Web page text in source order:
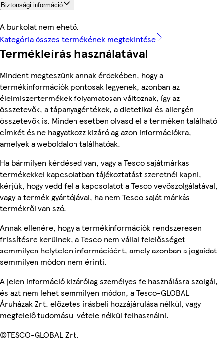
Biztonsági információ
A burkolat nem ehető.
Kategória összes termékének megtekintése
Termékleírás használatával
Mindent megteszünk annak érdekében, hogy a
termékinformációk pontosak legyenek, azonban az
élelmiszertermékek folyamatosan változnak, így az
összetevők, a tápanyagértékek, a dietetikai és allergén
összetevők is. Minden esetben olvasd el a terméken található
címkét és ne hagyatkozz kizárólag azon információkra,
amelyek a weboldalon találhatóak.
Ha bármilyen kérdésed van, vagy a Tesco sajátmárkás
termékekkel kapcsolatban tájékoztatást szeretnél kapni,
kérjük, hogy vedd fel a kapcsolatot a Tesco vevőszolgálatával,
vagy a termék gyártójával, ha nem Tesco saját márkás
termékről van szó.
Annak ellenére, hogy a termékinformációk rendszeresen
frissítésre kerülnek, a Tesco nem vállal felelősséget
semmilyen helytelen információért, amely azonban a jogaidat
semmilyen módon nem érinti.
A jelen információ kizárólag személyes felhasználásra szolgál,
és azt nem lehet semmilyen módon, a Tesco-GLOBAL
Áruházak Zrt. előzetes írásbeli hozzájárulása nélkül, vagy
megfelelő tudomásul vétele nélkül felhasználni.
©TESCO-GLOBAL Zrt.